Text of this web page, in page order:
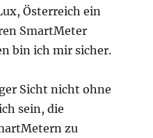
Österreich ein
SmartMeter
bin ich mir sicher.
Sicht nicht ohne
sein, die
zu